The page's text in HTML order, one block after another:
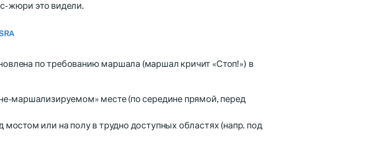
жюри это видели.
по требованию маршала (маршал кричит «Стоп!») в
маршализируемом» месте (по середине прямой, перед
мостом или на полу в трудно доступных областях (напр. под